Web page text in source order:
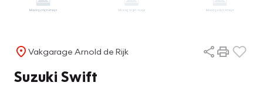
Vakgarage Arnold de Rijk
Suzuki Swift